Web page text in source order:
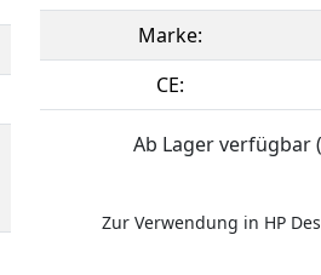
Marke:
CE:
Ab Lager verfügbar
Zur Verwendung in HP